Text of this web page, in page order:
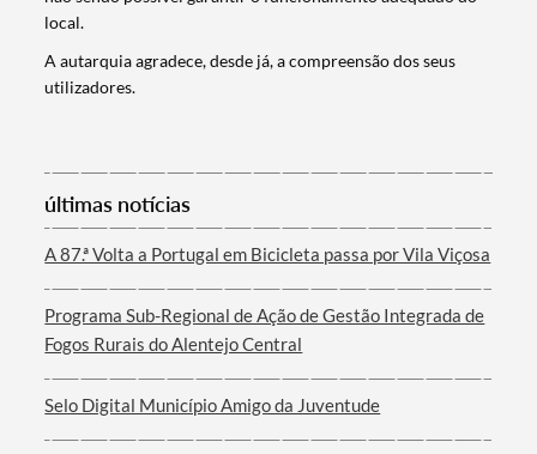
Categorias gerais
local.
A autarquia agradece, desde já, a compreensão dos seus
utilizadores.
últimas notícias
A 87.ª Volta a Portugal em Bicicleta passa por Vila Viçosa
Programa Sub-Regional de Ação de Gestão Integrada de
Fogos Rurais do Alentejo Central
Selo Digital Município Amigo da Juventude